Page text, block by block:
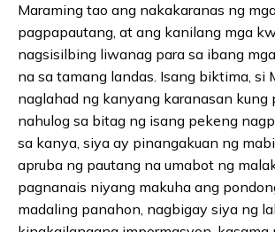
Maraming tao ang nakakaranas ng
pagpapautang, at ang kanilang mga
nagsisilbing liwanag para sa ibang
na sa tamang landas. Isang biktima, si
naglahad ng kanyang karanasan kung
nahulog sa bitag ng isang pekeng
sa kanya, siya ay pinangakuan ng
apruba ng pautang na umabot ng
pagnanais niyang makuha ang
madaling panahon, nagbigay siya ng